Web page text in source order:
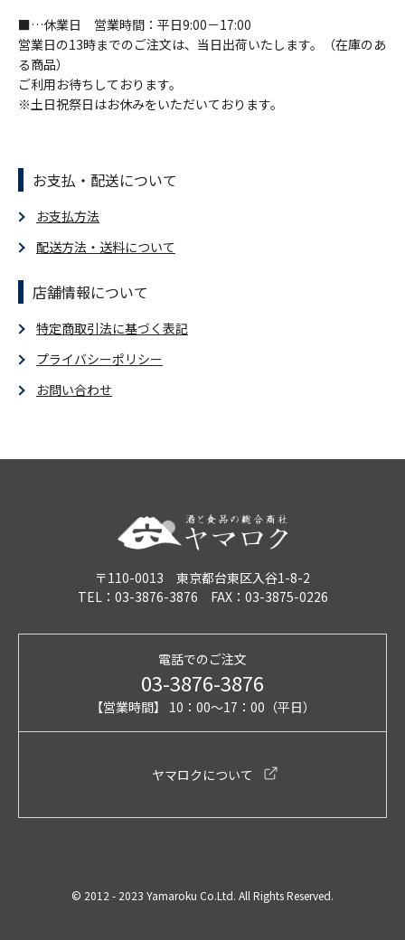
■…休業日 営業時間：平日9:00－17:00
営業日の13時までのご注文は、当日出荷いたします。（在庫のあ
る商品）
ご利用お待ちしております。
※土日祝祭日はお休みをいただいております。
お支払・配送について
お支払方法
配送方法・送料について
店舗情報について
特定商取引法に基づく表記
プライバシーポリシー
お問い合わせ
〒110-0013 東京都台東区入谷1-8-2
TEL：03-3876-3876 FAX：03-3875-0226
電話でのご注文
03-3876-3876
【営業時間】 10：00～17：00（平日）
ヤマロクについて
© 2012 - 2023 Yamaroku Co.Ltd. All Rights Reserved.